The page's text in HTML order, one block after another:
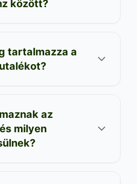
között?
tartalmazza a
az
milyen